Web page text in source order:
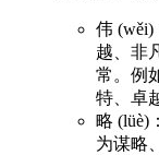
伟
越、非
常。例
特、卓
略 (lüè)
为谋略